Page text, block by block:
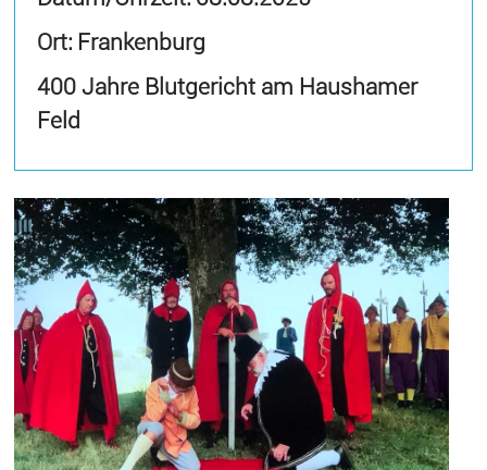
Ort: Frankenburg
400 Jahre Blutgericht am Haushamer
Feld